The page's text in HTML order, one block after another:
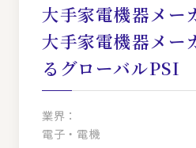
大手家電機器メー
大手家電機器メー
るグローバルPSI
業界：
電子・電機